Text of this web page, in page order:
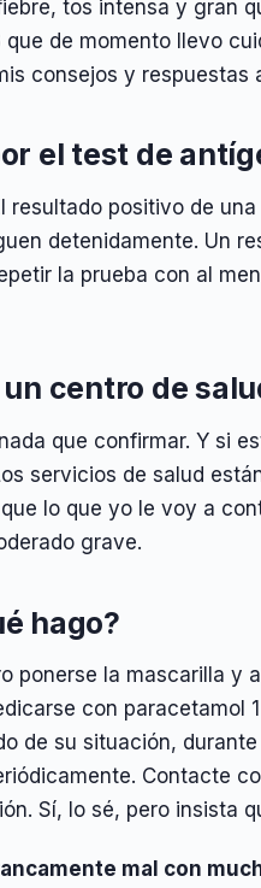
tos intensa y gran
que de momento llevo
consejos y respuestas
el test de
resultado positivo de
detenidamente. Un
la prueba con al
centro de
que confirmar. Y si
servicios de salud
lo que yo le voy a
grave.
hago?
ponerse la mascarilla y
con paracetamol
de su situación,
Contacte
Sí, lo sé, pero insista
mal con